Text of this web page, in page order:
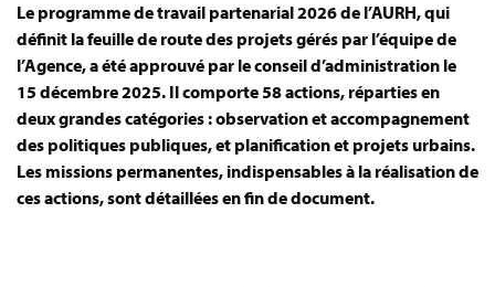
Le programme de travail partenarial 2026 de l’AURH, qui
définit la feuille de route des projets gérés par l’équipe de
l’Agence, a été approuvé par le conseil d’administration le
15 décembre 2025. Il comporte 58 actions, réparties en
deux grandes catégories : observation et accompagnement
des politiques publiques, et planification et projets urbains.
Les missions permanentes, indispensables à la réalisation de
ces actions, sont détaillées en fin de document.